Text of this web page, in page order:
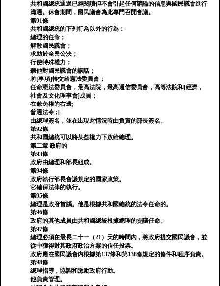
共和國總統通過已經閱讀但不會引起任何辯論的信息與國民議會進行
溝通。休會期間，國民議會為此專門召開會議。
第91條
共和國總統的下列行為以外的行為：
總理的任命；
解散國民議會；
求助於全民公決；
行使特殊權力；
聽他對國民議會的講話；
將[事項]轉交給憲法委員會；
任命憲法委員會，最高法院，最高通信委員會，高等法院和[經濟，
社會及文化理事會]成員；
在赦免權的右邊;
普通法令[;]
由總理簽名，並在出現此情況時由負責的部長簽名。
第92條
共和國總統可以將某些權力下放給總理。
第二章 政府的
第93條
政府由總理和部長組成。
第94條
政府執行部長會議規定的國家政策。
它確保法律的執行。
第95條
總理是政府首腦。他是根據共和國總統的法令任命的。
第96條
政府的其他成員由共和國總統根據總理的提議任命。
第97條
總理必須在最長二十一（21）天的時間內，將政府提交國民議會，並
從中獲得對其政府政治方案的信任投票。
政府應在國民議會內根據第137條和第138條規定的條件和程序負責。
第98條
總理指導，協調和激勵政府行動。
他負責管理。